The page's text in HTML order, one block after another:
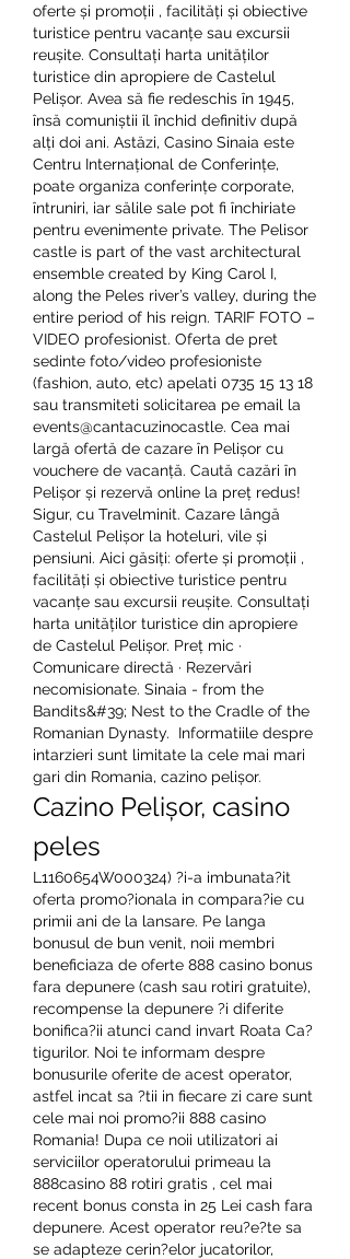
oferte și promoții , facilități și obiective
turistice pentru vacanțe sau excursii
reușite. Consultați harta unităților
turistice din apropiere de Castelul
Pelișor. Avea să fie redeschis în 1945,
însă comuniștii îl închid definitiv după
alți doi ani. Astăzi, Casino Sinaia este
Centru Internațional de Conferințe,
poate organiza conferințe corporate,
întruniri, iar sălile sale pot fi închiriate
pentru evenimente private. The Pelisor
castle is part of the vast architectural
ensemble created by King Carol I,
along the Peles river’s valley, during the
entire period of his reign. TARIF FOTO –
VIDEO profesionist. Oferta de pret
sedinte foto/video profesioniste
(fashion, auto, etc) apelati 0735 15 13 18
sau transmiteti solicitarea pe email la
events@cantacuzinocastle. Cea mai
largă ofertă de cazare în Pelișor cu
vouchere de vacanță. Caută cazări în
Pelișor și rezervă online la preț redus!
Sigur, cu Travelminit. Cazare lângă
Castelul Pelișor la hoteluri, vile și
pensiuni. Aici găsiți: oferte și promoții ,
facilități și obiective turistice pentru
vacanțe sau excursii reușite. Consultați
harta unităților turistice din apropiere
de Castelul Pelișor. Preț mic ·
Comunicare directă · Rezervări
necomisionate. Sinaia - from the
Bandits&#39; Nest to the Cradle of the
Romanian Dynasty.  Informatiile despre
intarzieri sunt limitate la cele mai mari
gari din Romania, cazino pelișor.
Cazino Pelișor, casino
peles
L1160654W000324) ?i-a imbunata?it
oferta promo?ionala in compara?ie cu
primii ani de la lansare. Pe langa
bonusul de bun venit, noii membri
beneficiaza de oferte 888 casino bonus
fara depunere (cash sau rotiri gratuite),
recompense la depunere ?i diferite
bonifica?ii atunci cand invart Roata Ca?
tigurilor. Noi te informam despre
bonusurile oferite de acest operator,
astfel incat sa ?tii in fiecare zi care sunt
cele mai noi promo?ii 888 casino
Romania! Dupa ce noii utilizatori ai
serviciilor operatorului primeau la
888casino 88 rotiri gratis , cel mai
recent bonus consta in 25 Lei cash fara
depunere. Acest operator reu?e?te sa
se adapteze cerin?elor jucatorilor,